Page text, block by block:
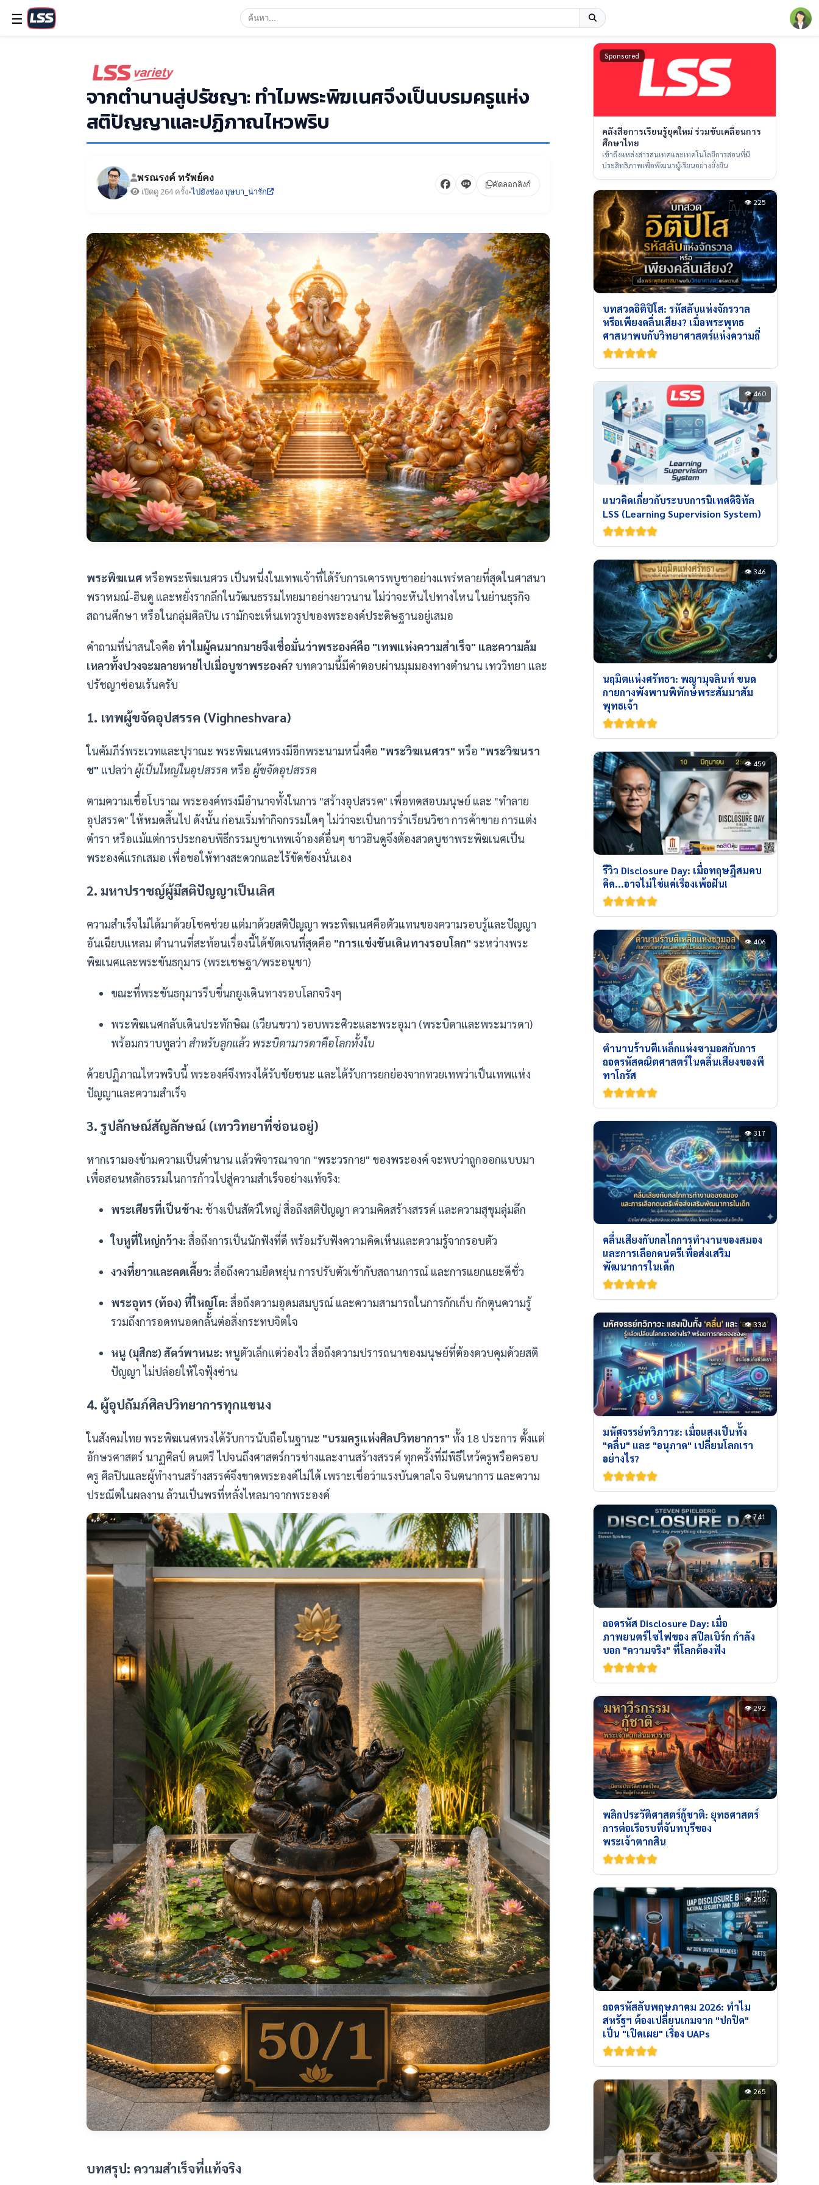
☰
จากตำนานสู่ปรัชญา: ทำไมพระพิฆเนศจึงเป็นบรมครูแห่ง
สติปัญญาและปฏิภาณไหวพริบ
พรณรงค์ ทรัพย์คง
เปิดดู 264 ครั้ง•ไปยังช่อง บุษบา_น่ารัก
คัดลอกลิงก์
พระพิฆเนศหรือพระพิฆเนศวร เป็นหนึ่งในเทพเจ้าที่ได้รับการเคารพบูชาอย่างแพร่หลายที่สุดในศาสนา
พราหมณ์-ฮินดู และหยั่งรากลึกในวัฒนธรรมไทยมาอย่างยาวนาน ไม่ว่าจะหันไปทางไหน ในย่านธุรกิจ
สถานศึกษา หรือในกลุ่มศิลปิน เรามักจะเห็นเทวรูปของพระองค์ประดิษฐานอยู่เสมอ
คำถามที่น่าสนใจคือ ทำไมผู้คนมากมายจึงเชื่อมั่นว่าพระองค์คือ "เทพแห่งความสำเร็จ" และความล้ม
เหลวทั้งปวงจะมลายหายไปเมื่อบูชาพระองค์? บทความนี้มีคำตอบผ่านมุมมองทางตำนาน เทววิทยา และ
ปรัชญาซ่อนเร้นครับ
1. เทพผู้ขจัดอุปสรรค (Vighneshvara)
ในคัมภีร์พระเวทและปุราณะ พระพิฆเนศทรงมีอีกพระนามหนึ่งคือ "พระวิฆเนศวร" หรือ "พระวิฆนรา
ช" แปลว่า ผู้เป็นใหญ่ในอุปสรรค หรือ ผู้ขจัดอุปสรรค
ตามความเชื่อโบราณ พระองค์ทรงมีอำนาจทั้งในการ "สร้างอุปสรรค" เพื่อทดสอบมนุษย์ และ "ทำลาย
อุปสรรค" ให้หมดสิ้นไป ดังนั้น ก่อนเริ่มทำกิจกรรมใดๆ ไม่ว่าจะเป็นการร่ำเรียนวิชา การค้าขาย การแต่ง
ตำรา หรือแม้แต่การประกอบพิธีกรรมบูชาเทพเจ้าองค์อื่นๆ ชาวฮินดูจึงต้องสวดบูชาพระพิฆเนศเป็น
พระองค์แรกเสมอ เพื่อขอให้ทางสะดวกและไร้ขัดข้องนั่นเอง
2. มหาปราชญ์ผู้มีสติปัญญาเป็นเลิศ
ความสำเร็จไม่ได้มาด้วยโชคช่วย แต่มาด้วยสติปัญญา พระพิฆเนศคือตัวแทนของความรอบรู้และปัญญา
อันเฉียบแหลม ตำนานที่สะท้อนเรื่องนี้ได้ชัดเจนที่สุดคือ "การแข่งขันเดินทางรอบโลก" ระหว่างพระ
พิฆเนศและพระขันธกุมาร (พระเชษฐา/พระอนุชา)
ขณะที่พระขันธกุมารรีบขี่นกยูงเดินทางรอบโลกจริงๆ
พระพิฆเนศกลับเดินประทักษิณ (เวียนขวา) รอบพระศิวะและพระอุมา (พระบิดาและพระมารดา)
พร้อมกราบทูลว่า สำหรับลูกแล้ว พระบิดามารดาคือโลกทั้งใบ
ด้วยปฏิภาณไหวพริบนี้ พระองค์จึงทรงได้รับชัยชนะ และได้รับการยกย่องจากทวยเทพว่าเป็นเทพแห่ง
ปัญญาและความสำเร็จ
3. รูปลักษณ์สัญลักษณ์ (เทววิทยาที่ซ่อนอยู่)
หากเรามองข้ามความเป็นตำนาน แล้วพิจารณาจาก "พระวรกาย" ของพระองค์ จะพบว่าถูกออกแบบมา
เพื่อสอนหลักธรรมในการก้าวไปสู่ความสำเร็จอย่างแท้จริง:
พระเศียรที่เป็นช้าง: ช้างเป็นสัตว์ใหญ่ สื่อถึงสติปัญญา ความคิดสร้างสรรค์ และความสุขุมลุ่มลึก
ใบหูที่ใหญ่กว้าง: สื่อถึงการเป็นนักฟังที่ดี พร้อมรับฟังความคิดเห็นและความรู้จากรอบตัว
งวงที่ยาวและคดเคี้ยว: สื่อถึงความยืดหยุ่น การปรับตัวเข้ากับสถานการณ์ และการแยกแยะดีชั่ว
พระอุทร (ท้อง) ที่ใหญ่โต: สื่อถึงความอุดมสมบูรณ์ และความสามารถในการกักเก็บ กักตุนความรู้
รวมถึงการอดทนอดกลั้นต่อสิ่งกระทบจิตใจ
หนู (มุสิกะ) สัตว์พาหนะ: หนูตัวเล็กแต่ว่องไว สื่อถึงความปรารถนาของมนุษย์ที่ต้องควบคุมด้วยสติ
ปัญญา ไม่ปล่อยให้ใจฟุ้งซ่าน
4. ผู้อุปถัมภ์ศิลปวิทยาการทุกแขนง
ในสังคมไทย พระพิฆเนศทรงได้รับการนับถือในฐานะ "บรมครูแห่งศิลปวิทยาการ" ทั้ง 18 ประการ ตั้งแต่
อักษรศาสตร์ นาฏศิลป์ ดนตรี ไปจนถึงศาสตร์การช่างและงานสร้างสรรค์ ทุกครั้งที่มีพิธีไหว้ครูหรือครอบ
ครู ศิลปินและผู้ทำงานสร้างสรรค์จึงขาดพระองค์ไม่ได้ เพราะเชื่อว่าแรงบันดาลใจ จินตนาการ และความ
ประณีตในผลงาน ล้วนเป็นพรที่หลั่งไหลมาจากพระองค์
บทสรุป: ความสำเร็จที่แท้จริง
Sponsored
คลังสื่อการเรียนรู้ยุคใหม่ ร่วมขับเคลื่อนการ
ศึกษาไทย
เข้าถึงแหล่งสารสนเทศและเทคโนโลยีการสอนที่มี
ประสิทธิภาพเพื่อพัฒนาผู้เรียนอย่างยั่งยืน
👁 225
บทสวดอิติปิโส: รหัสลับแห่งจักรวาล
หรือเพียงคลื่นเสียง? เมื่อพระพุทธ
ศาสนาพบกับวิทยาศาสตร์แห่งความถี่
👁 460
แนวคิดเกี่ยวกับระบบการนิเทศดิจิทัล
LSS (Learning Supervision System)
👁 346
นฤมิตแห่งศรัทธา: พญามุจลินท์ ขนด
กายกางพังพานพิทักษ์พระสัมมาสัม
พุทธเจ้า
👁 459
รีวิว Disclosure Day: เมื่อทฤษฎีสมคบ
คิด...อาจไม่ใช่แค่เรื่องเพ้อฝัน!
👁 406
ตำนานร้านตีเหล็กแห่งซามอสกับการ
ถอดรหัสคณิตศาสตร์ในคลื่นเสียงของพี
ทาโกรัส
👁 317
คลื่นเสียงกับกลไกการทำงานของสมอง
และการเลือกดนตรีเพื่อส่งเสริม
พัฒนาการในเด็ก
👁 334
มหัศจรรย์ทวิภาวะ: เมื่อแสงเป็นทั้ง
"คลื่น" และ "อนุภาค" เปลี่ยนโลกเรา
อย่างไร?
👁 741
ถอดรหัส Disclosure Day: เมื่อ
ภาพยนตร์ไซไฟของ สปีลเบิร์ก กำลัง
บอก "ความจริง" ที่โลกต้องฟัง
👁 292
พลิกประวัติศาสตร์กู้ชาติ: ยุทธศาสตร์
การต่อเรือรบที่จันทบุรีของ
พระเจ้าตากสิน
👁 259
ถอดรหัสลับพฤษภาคม 2026: ทำไม
สหรัฐฯ ต้องเปลี่ยนเกมจาก "ปกปิด"
เป็น "เปิดเผย" เรื่อง UAPs
👁 265